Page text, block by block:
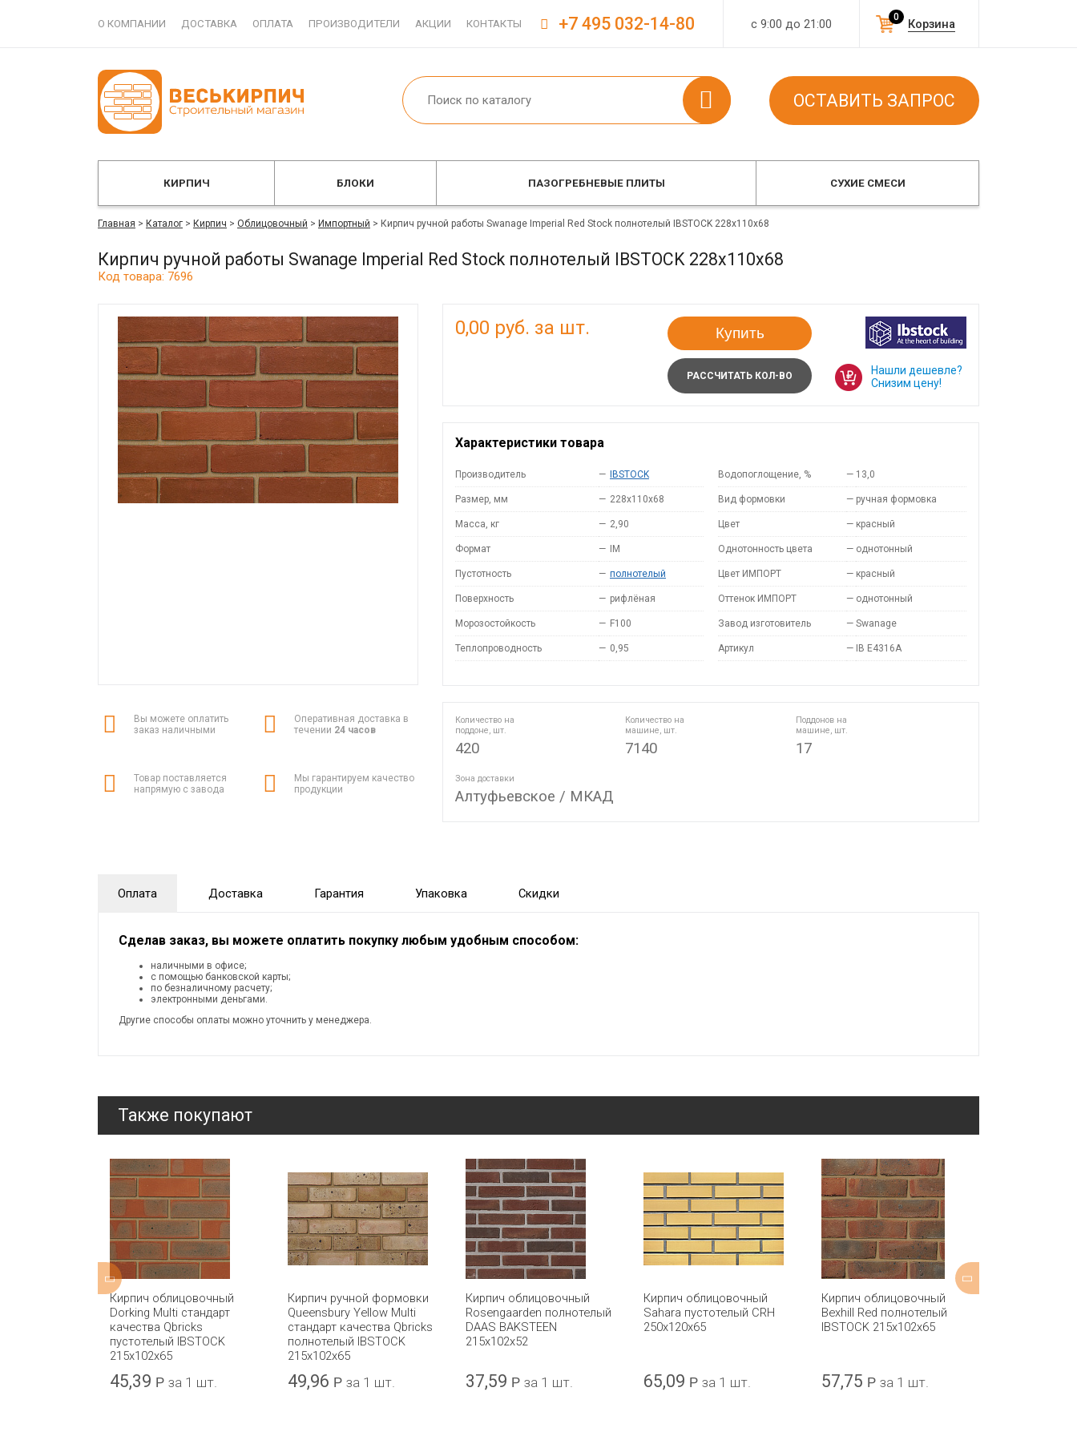
О КОМПАНИИ ДОСТАВКА ОПЛАТА ПРОИЗВОДИТЕЛИ АКЦИИ КОНТАКТЫ с 9:00 до 21:00 Корзина
0
+7 495 032-14-80
ОСТАВИТЬ ЗАПРОС
КИРПИЧ БЛОКИ ПАЗОГРЕБНЕВЫЕ ПЛИТЫ СУХИЕ СМЕСИ
Главная > Каталог > Кирпич > Облицовочный > Импортный > Кирпич ручной работы Swanage Imperial Red Stock полнотелый IBSTOCK 228x110x68
Кирпич ручной работы Swanage Imperial Red Stock полнотелый IBSTOCK 228x110x68
Код товара: 7696
Вы можете оплатить
заказ наличными
Оперативная доставка в
течении 24 часов
Товар поставляется
напрямую с завода
Мы гарантируем качество
продукции
0,00 руб. за шт. Купить
РАССЧИТАТЬ КОЛ-ВО
Нашли дешевле?
Снизим цену!
Характеристики товара
Производитель — IBSTOCK
Размер, мм — 228x110x68
Масса, кг — 2,90
Формат — IM
Пустотность — полнотелый
Поверхность — рифлёная
Морозостойкость — F100
Теплопроводность — 0,95
Водопоглощение, % — 13,0
Вид формовки — ручная формовка
Цвет — красный
Однотонность цвета — однотонный
Цвет ИМПОРТ — красный
Оттенок ИМПОРТ — однотонный
Завод изготовитель — Swanage
Артикул — IB E4316A
Количество на
поддоне, шт.
420
Количество на
машине, шт.
7140
Поддонов на
машине, шт.
17
Зона доставки
Алтуфьевское / МКАД
Оплата Доставка Гарантия Упаковка Скидки
Сделав заказ, вы можете оплатить покупку любым удобным способом:
наличными в офисе;
с помощью банковской карты;
по безналичному расчету;
электронными деньгами.
Другие способы оплаты можно уточнить у менеджера.
Также покупают
Кирпич облицовочный
Dorking Multi стандарт
качества Qbricks
пустотелый IBSTOCK
215x102x65
45,39 Р за 1 шт.
Кирпич ручной формовки
Queensbury Yellow Multi
стандарт качества Qbricks
полнотелый IBSTOCK
215х102х65
49,96 Р за 1 шт.
Кирпич облицовочный
Rosengaarden полнотелый
DAAS BAKSTEEN
215x102x52
37,59 Р за 1 шт.
Кирпич облицовочный
Sahara пустотелый CRH
250х120х65
65,09 Р за 1 шт.
Кирпич облицовочный
Bexhill Red полнотелый
IBSTOCK 215x102x65
57,75 Р за 1 шт.